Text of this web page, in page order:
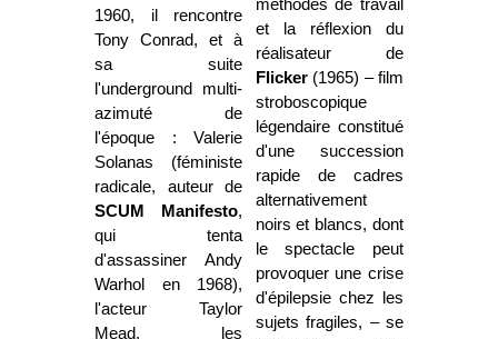
1960, il rencontre
Tony Conrad, et à
sa suite
l'underground multi-
azimuté de
l'époque : Valerie
Solanas (féministe
radicale, auteur de
SCUM Manifesto,
qui tenta
d'assassiner Andy
Warhol en 1968),
l'acteur Taylor
Mead, les
méthodes de travail
et la réflexion du
réalisateur de
Flicker(1965) – film
stroboscopique
légendaire constitué
d'une succession
rapide de cadres
alternativement
noirs et blancs, dont
le spectacle peut
provoquer une crise
d'épilepsie chez les
sujets fragiles, – se